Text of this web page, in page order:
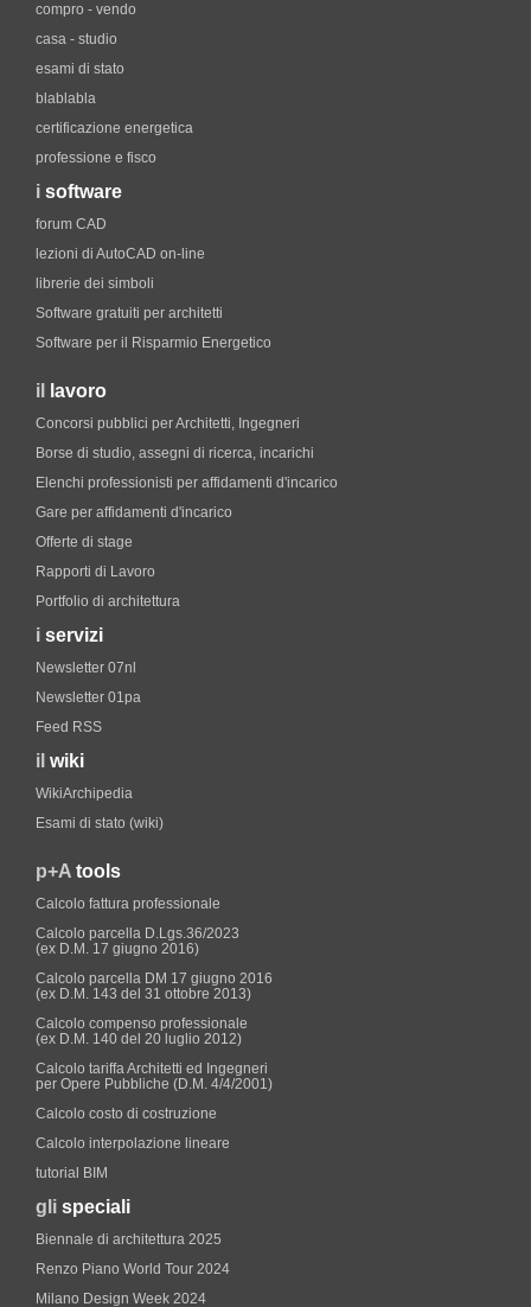
compro - vendo
casa - studio
esami di stato
blablabla
certificazione energetica
professione e fisco
i software
forum CAD
lezioni di AutoCAD on-line
librerie dei simboli
Software gratuiti per architetti
Software per il Risparmio Energetico
il lavoro
Concorsi pubblici per Architetti, Ingegneri
Borse di studio, assegni di ricerca, incarichi
Elenchi professionisti per affidamenti d'incarico
Gare per affidamenti d'incarico
Offerte di stage
Rapporti di Lavoro
Portfolio di architettura
i servizi
Newsletter 07nl
Newsletter 01pa
Feed RSS
il wiki
WikiArchipedia
Esami di stato (wiki)
p+A tools
Calcolo fattura professionale
Calcolo parcella D.Lgs.36/2023
(ex D.M. 17 giugno 2016)
Calcolo parcella DM 17 giugno 2016
(ex D.M. 143 del 31 ottobre 2013)
Calcolo compenso professionale
(ex D.M. 140 del 20 luglio 2012)
Calcolo tariffa Architetti ed Ingegneri
per Opere Pubbliche (D.M. 4/4/2001)
Calcolo costo di costruzione
Calcolo interpolazione lineare
tutorial BIM
gli speciali
Biennale di architettura 2025
Renzo Piano World Tour 2024
Milano Design Week 2024